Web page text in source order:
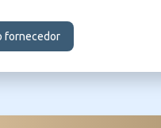
fornecedor